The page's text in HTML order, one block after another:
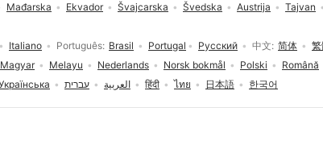
Italiano Português Brasil Portugal Русский 中文 简体
繁
Magyar Melayu Nederlands Norsk bokmål Polski Română
עברית العربية हिंदी ไทย 日本語 한국어
Mađarska Ekvador Švajcarska Švedska Austrija Tajvan